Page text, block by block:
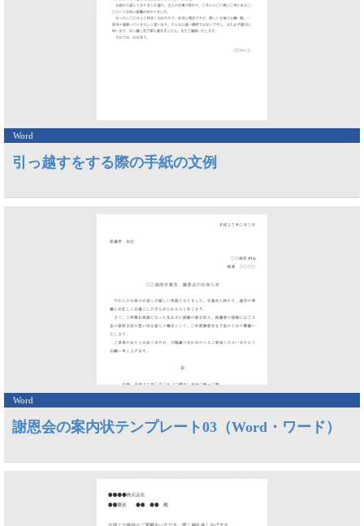
Word
引っ越すをする際の手紙の文例
Word
謝恩会の案内状テンプレート03（Word・ワード）